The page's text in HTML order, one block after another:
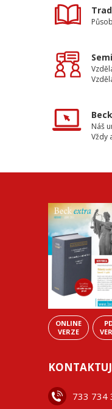
Náš
Vždy
ONLINE
VERZE
733 734